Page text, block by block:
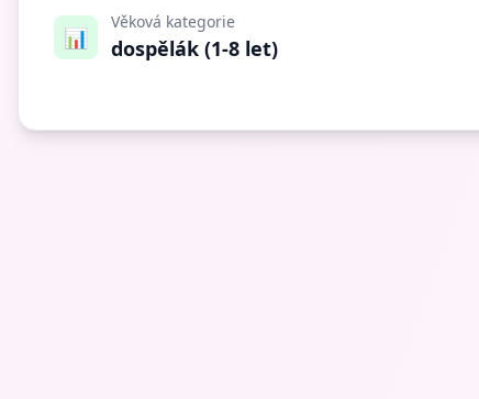
📊
Věková kategorie
dospělák (1-8 let)